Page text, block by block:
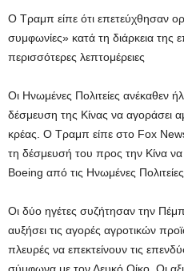
Ο Τραμπ είπε ότι επετεύχθησαν
συμφωνίες» κατά τη διάρκεια της
περισσότερες λεπτομέρειες
Οι Ηνωμένες Πολιτείες ανέκαθεν
δέσμευση της Κίνας να αγοράσει
κρέας. Ο Τραμπ είπε στο Fox News
τη δέσμευσή του προς την Κίνα
Boeing από τις Ηνωμένες Πολιτείες
Οι δύο ηγέτες συζήτησαν την
αυξήσει τις αγορές αγροτικών
πλευρές να επεκτείνουν τις